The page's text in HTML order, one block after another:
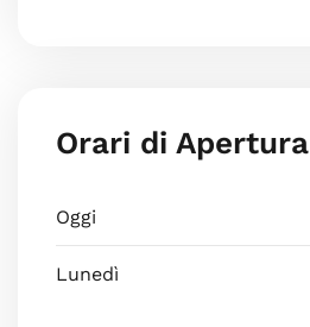
Orari di Apertura
Oggi
Lunedì